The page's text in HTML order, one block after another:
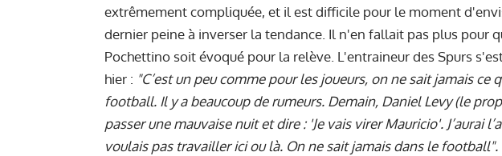
extrêmement compliquée, et il est difficile pour le moment
dernier peine à inverser la tendance. Il n'en fallait pas plus pour
Pochettino soit évoqué pour la relève. L'entraineur des Spurs
hier : "C’est un peu comme pour les joueurs, on ne sait jamais ce
football. Il y a beaucoup de rumeurs. Demain, Daniel Levy (le
passer une mauvaise nuit et dire : 'Je vais virer Mauricio'. J’aurai
voulais pas travailler ici ou là. On ne sait jamais dans le football".